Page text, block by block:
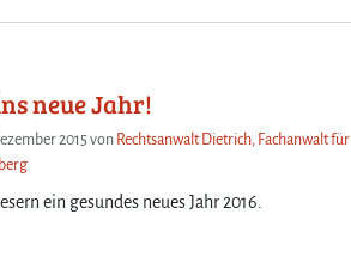
neue Jahr!
2015von Rechtsanwalt Dietrich, Fachanwalt für
ein gesundes neues Jahr 2016.